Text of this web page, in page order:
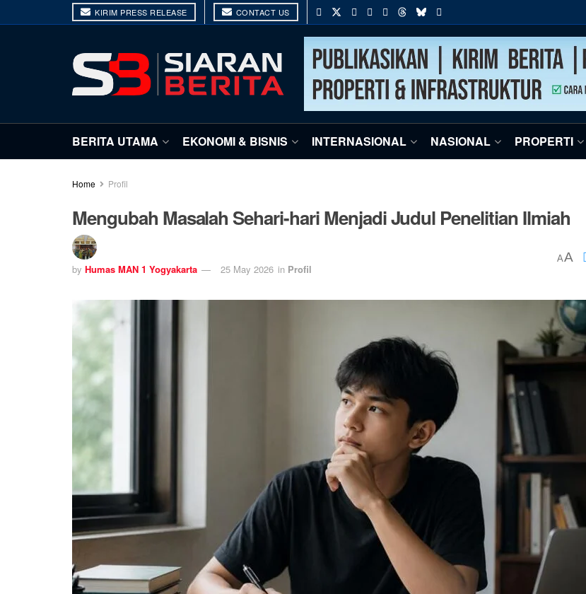
KIRIM PRESS RELEASE CONTACT US
BERITA UTAMA EKONOMI & BISNIS INTERNASIONAL NASIONAL PROPERTI
Home Profil
Mengubah Masalah Sehari-hari Menjadi Judul Penelitian Ilmiah
by Humas MAN 1 Yogyakarta 25 May 2026 in Profil
AA